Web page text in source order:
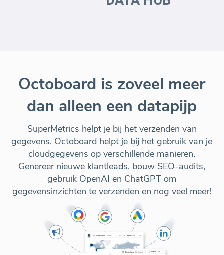
Octoboard is zoveel meer
dan alleen een datapijp
SuperMetrics helpt je bij het verzenden van
gegevens. Octoboard helpt je bij het gebruik van je
cloudgegevens op verschillende manieren.
Genereer nieuwe klantleads, bouw SEO-audits,
gebruik OpenAI en ChatGPT om
gegevensinzichten te verzenden en nog veel meer!